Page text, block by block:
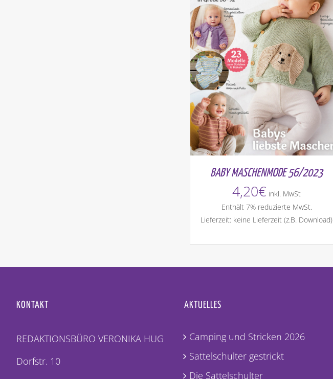
BABY MASCHENMODE 56/2023
4,20€ inkl. MwSt
Enthält 7% reduzierte MwSt.
Lieferzeit: keine Lieferzeit (z.B. Download)
KONTAKT
REDAKTIONSBÜRO VERONIKA HUG
Dorfstr. 10
AKTUELLES
Camping und Stricken 2026
Sattelschulter gestrickt
Die Sattelschulter